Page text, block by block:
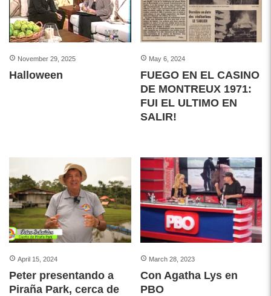
November 29, 2025
Halloween
May 6, 2024
FUEGO EN EL CASINO
DE MONTREUX 1971:
FUI EL ULTIMO EN
SALIR!
April 15, 2024
Peter presentando a
Piraña Park, cerca de
March 28, 2023
Con Agatha Lys en
PBO